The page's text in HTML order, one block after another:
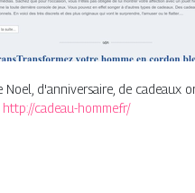
d'anniversaire, de cadeaux
http://cadeau-homme.fr/